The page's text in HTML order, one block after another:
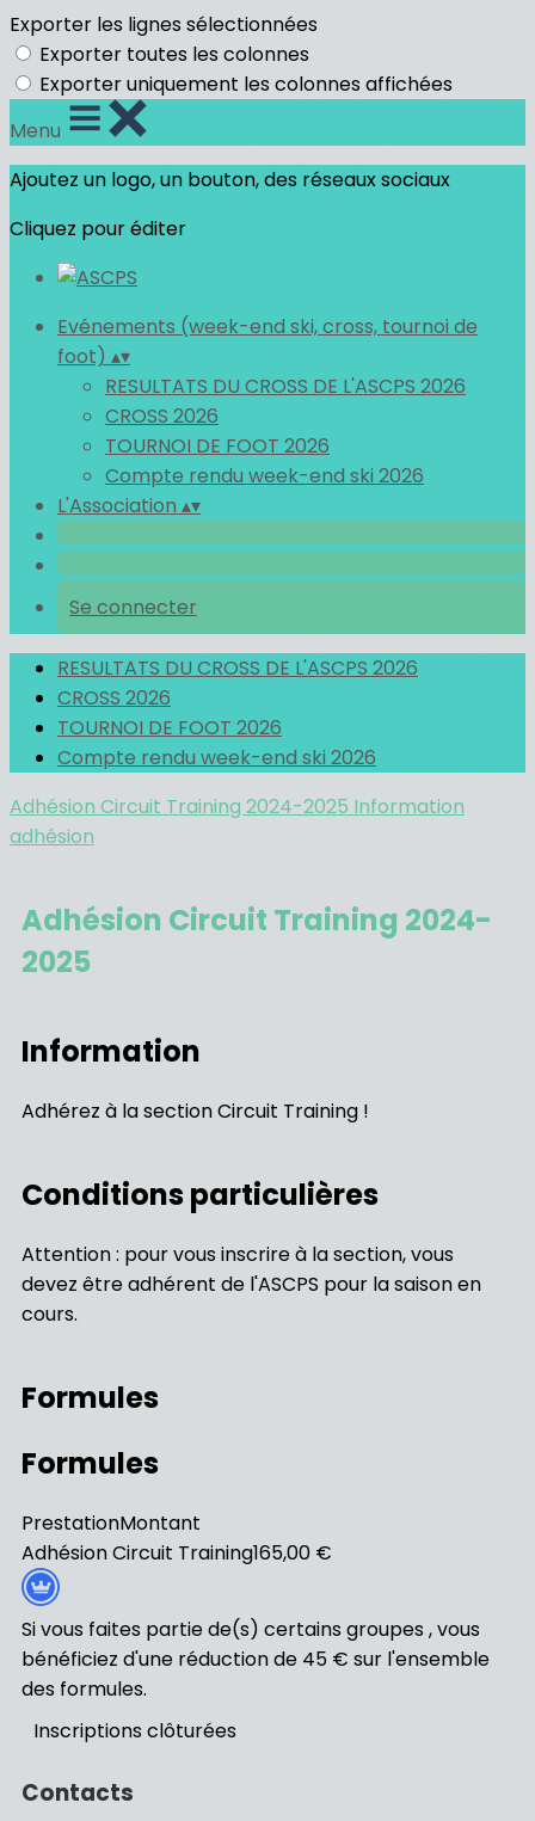
Exporter les lignes sélectionnées
Exporter toutes les colonnes
Exporter uniquement les colonnes affichées
Menu
Ajoutez un logo, un bouton, des réseaux sociaux
Cliquez pour éditer
Evénements (week-end ski, cross, tournoi de
foot) ▴▾
RESULTATS DU CROSS DE L'ASCPS 2026
CROSS 2026
TOURNOI DE FOOT 2026
Compte rendu week-end ski 2026
L'Association ▴▾
Se connecter
RESULTATS DU CROSS DE L'ASCPS 2026
CROSS 2026
TOURNOI DE FOOT 2026
Compte rendu week-end ski 2026
Adhésion Circuit Training 2024-2025 Information
adhésion
Adhésion Circuit Training 2024-
2025
Information
Adhérez à la section Circuit Training !
Conditions particulières
Attention : pour vous inscrire à la section, vous
devez être adhérent de l'ASCPS pour la saison en
cours.
Formules
Formules
PrestationMontant
Adhésion Circuit Training165,00 €
Si vous faites partie de(s) certains groupes , vous
bénéficiez d'une réduction de 45 € sur l'ensemble
des formules.
Inscriptions clôturées
Contacts